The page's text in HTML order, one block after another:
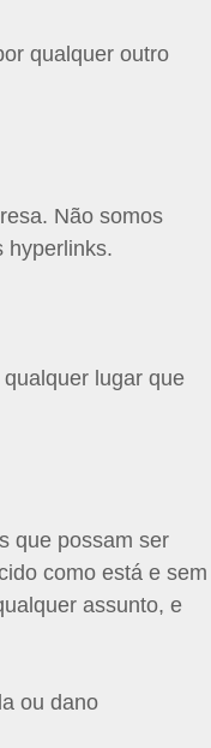
qualquer outro
Não somos
hyperlinks.
lugar que
que possam ser
como está e sem
assunto, e
ou dano